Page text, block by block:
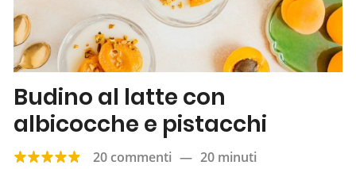
Budino al latte con
albicocche e pistacchi
20 commenti — 20 minuti